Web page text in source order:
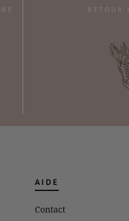
RETOUR
AIDE
Contact